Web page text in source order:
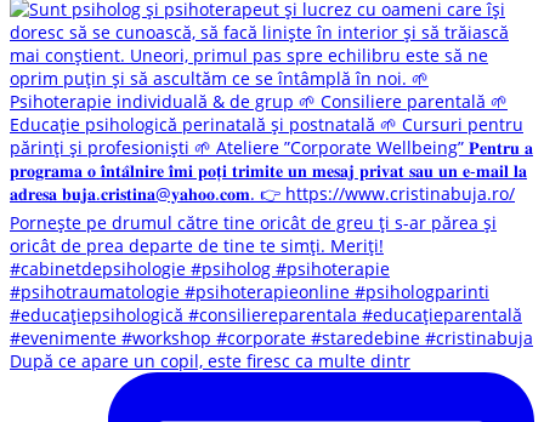
După ce apare un copil, este firesc ca multe dintr